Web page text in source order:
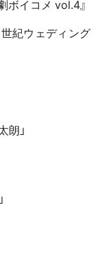
ボイコメ vol.4』
紀ウェディング
朗」